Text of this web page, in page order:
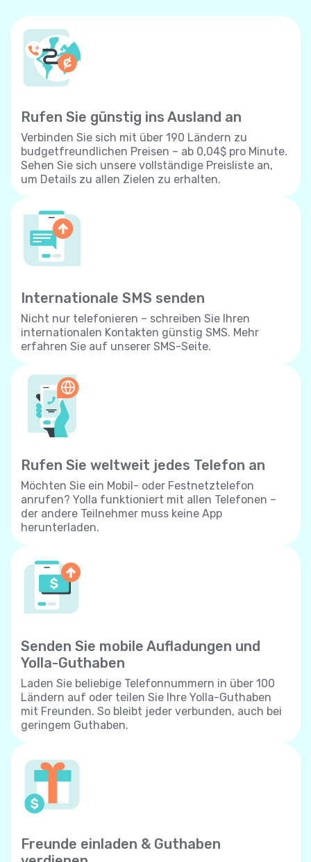
Rufen Sie günstig ins Ausland an
Verbinden Sie sich mit über 190 Ländern zu
budgetfreundlichen Preisen – ab 0,04$ pro Minute.
Sehen Sie sich unsere vollständige Preisliste an,
um Details zu allen Zielen zu erhalten.
Internationale SMS senden
Nicht nur telefonieren – schreiben Sie Ihren
internationalen Kontakten günstig SMS. Mehr
erfahren Sie auf unserer SMS-Seite.
Rufen Sie weltweit jedes Telefon an
Möchten Sie ein Mobil- oder Festnetztelefon
anrufen? Yolla funktioniert mit allen Telefonen –
der andere Teilnehmer muss keine App
herunterladen.
Senden Sie mobile Aufladungen und
Yolla-Guthaben
Laden Sie beliebige Telefonnummern in über 100
Ländern auf oder teilen Sie Ihre Yolla-Guthaben
mit Freunden. So bleibt jeder verbunden, auch bei
geringem Guthaben.
Freunde einladen & Guthaben